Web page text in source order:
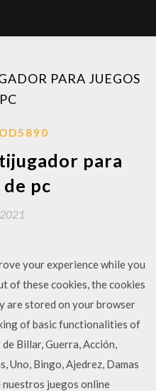
PARA JUEGOS
para
pc
your experience while you
of these cookies, the cookies
are stored on your browser
of basic functionalities of
Billar, Guerra, Acción,
Uno, Bingo, Ajedrez, Damas
nuestros juegos online